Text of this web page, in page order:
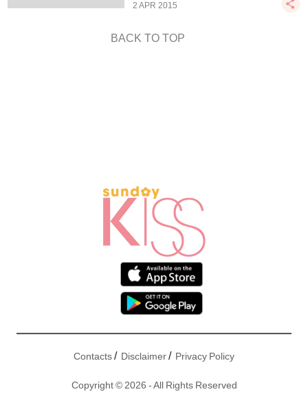
2 APR 2015
BACK TO TOP
Contacts/ Disclaimer/ Privacy Policy
Copyright © 2026 - All Rights Reserved